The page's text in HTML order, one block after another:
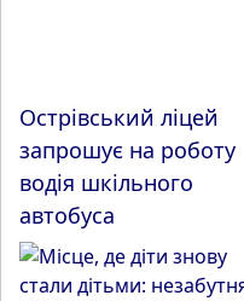
Острівський ліцей
запрошує на роботу
водія шкільного
автобуса